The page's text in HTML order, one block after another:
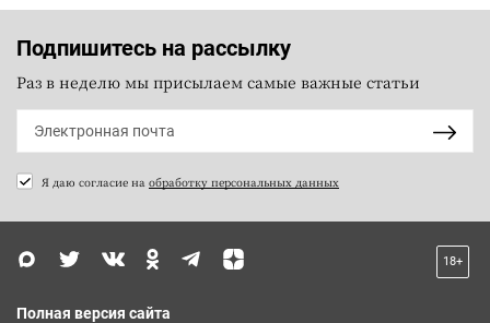
Подпишитесь на рассылку
Раз в неделю мы присылаем самые важные статьи
Я даю согласие на обработку персональных данных
18+
Полная версия сайта